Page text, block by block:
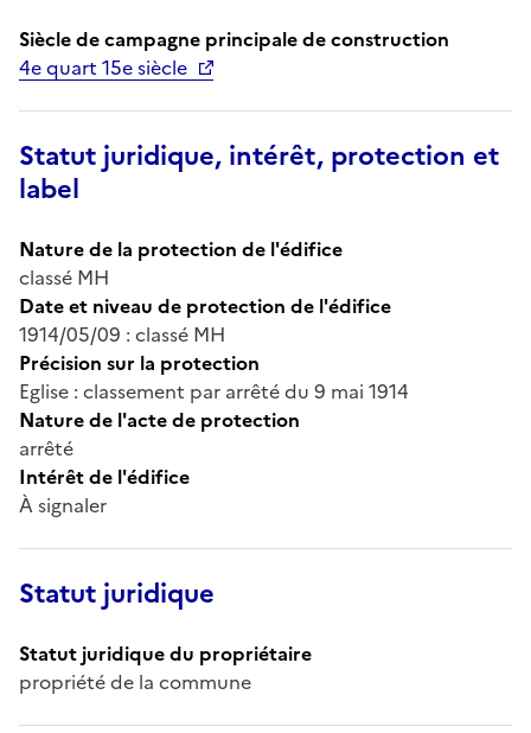
Siècle de campagne principale de construction
4e quart 15e siècle
Statut juridique, intérêt, protection et
label
Nature de la protection de l'édifice
classé MH
Date et niveau de protection de l'édifice
1914/05/09 : classé MH
Précision sur la protection
Eglise : classement par arrêté du 9 mai 1914
Nature de l'acte de protection
arrêté
Intérêt de l'édifice
À signaler
Statut juridique
Statut juridique du propriétaire
propriété de la commune